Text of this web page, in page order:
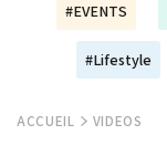
#EVENTS
#Lifestyle
ACCUEIL VIDEOS